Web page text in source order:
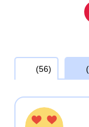
(56)